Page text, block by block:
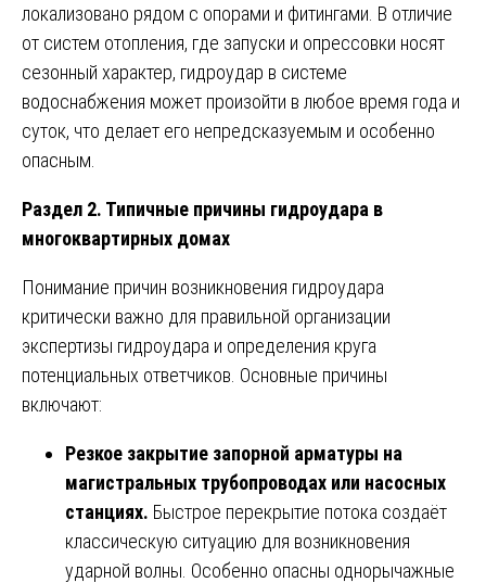
локализовано рядом с опорами и фитингами. В отличие
от систем отопления, где запуски и опрессовки носят
сезонный характер, гидроудар в системе
водоснабжения может произойти в любое время года и
суток, что делает его непредсказуемым и особенно
опасным.
Раздел 2. Типичные причины гидроудара в
многоквартирных домах
Понимание причин возникновения гидроудара
критически важно для правильной организации
экспертизы гидроудара и определения круга
потенциальных ответчиков. Основные причины
включают:
Резкое закрытие запорной арматуры на
магистральных трубопроводах или насосных
станциях. Быстрое перекрытие потока создаёт
классическую ситуацию для возникновения
ударной волны. Особенно опасны однорычажные